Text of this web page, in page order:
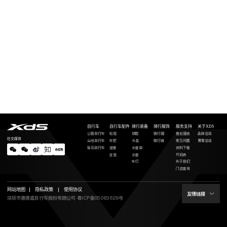
社交媒体
自行车
公路自行车
山地自行车
砾石自行车
自行车配件
轮组
车把
座管
坐垫
骑行装备
锁鞋
头盔
水壶架
水壶
车灯
骑行服饰
骑行服
骑行裤
服务支持
售后服务
常见问题
资料下载
尺码表
关于我们
门店查询
关于XDS
品牌活动
赛事活动
网站地图 隐私政策 使用协议
深圳市喜德盛自行车股份有限公司 粤ICP备05083629号
友情链接